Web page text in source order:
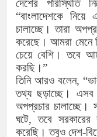
দেশের পরিস্থিতি
“বাংলাদেশকে
চালাচ্ছে। তারা
করেছে। আমরা মেনে
চেয়ে বেশি। তবে
করছি।”
তিনি আরও বলেন,
তথ্য ছড়াচ্ছে। এসব
অপপ্রচার চালাচ্ছে।
ঘটে, তবে
করেছি। তবুও দেশ-